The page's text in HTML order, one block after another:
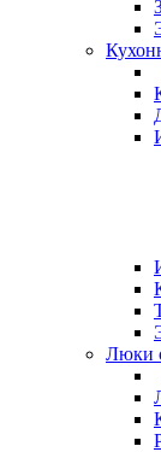
Люки